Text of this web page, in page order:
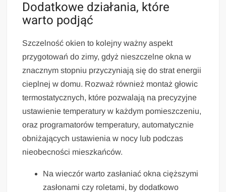
Dodatkowe działania, które
warto podjąć
Szczelność okien to kolejny ważny aspekt
przygotowań do zimy, gdyż nieszczelne okna w
znacznym stopniu przyczyniają się do strat energii
cieplnej w domu. Rozważ również montaż głowic
termostatycznych, które pozwalają na precyzyjne
ustawienie temperatury w każdym pomieszczeniu,
oraz programatorów temperatury, automatycznie
obniżających ustawienia w nocy lub podczas
nieobecności mieszkańców.
Na wieczór warto zasłaniać okna cięższymi
zasłonami czy roletami, by dodatkowo